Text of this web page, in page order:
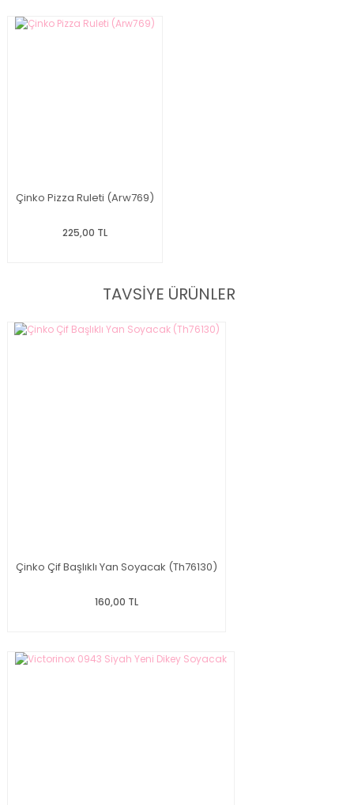
Çinko Pizza Ruleti (Arw769)
225,00 TL
TAVSİYE ÜRÜNLER
Çinko Çif Başlıklı Yan Soyacak (Th76130)
160,00 TL